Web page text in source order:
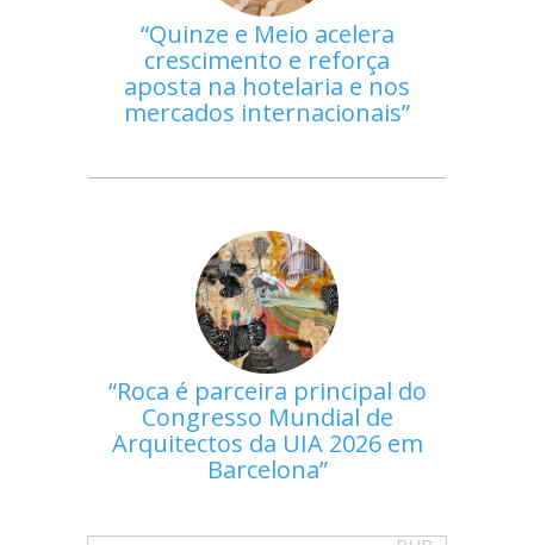
Quinze e Meio acelera
crescimento e reforça
aposta na hotelaria e nos
mercados internacionais
Roca é parceira principal do
Congresso Mundial de
Arquitectos da UIA 2026 em
Barcelona